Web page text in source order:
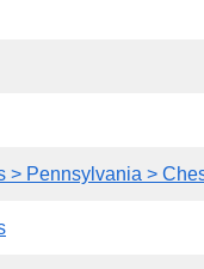
> Pennsylvania >